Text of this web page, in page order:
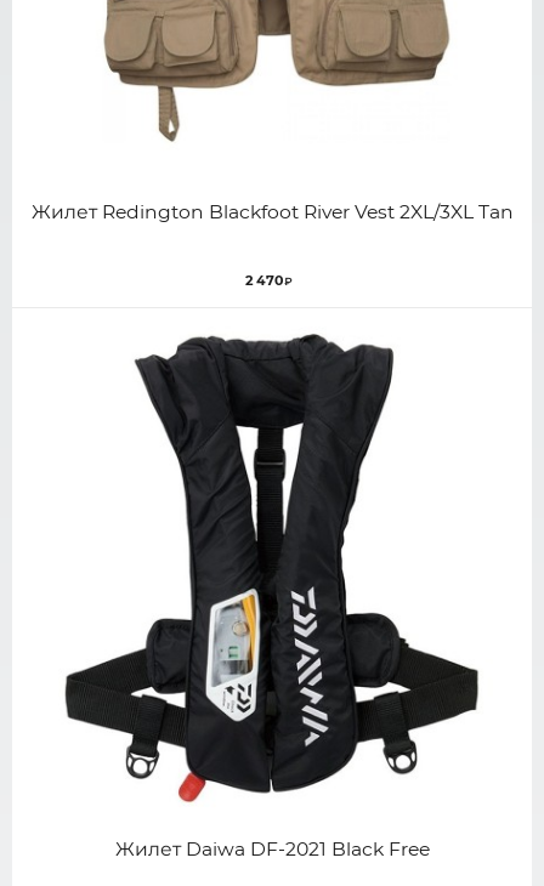
Жилет Redington Blackfoot River Vest 2XL/3XL Tan
2 470₽
Жилет Daiwa DF-2021 Black Free